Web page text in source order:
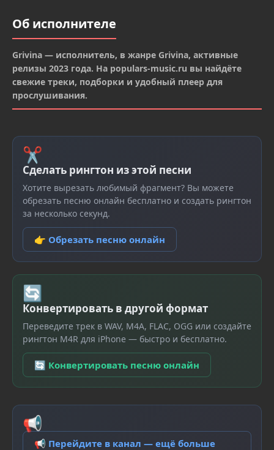
Об исполнителе
Grivina — исполнитель, в жанре Grivina, активные
релизы 2023 года. На populars-music.ru вы найдёте
свежие треки, подборки и удобный плеер для
прослушивания.
✂
Сделать рингтон из этой песни
Хотите вырезать любимый фрагмент? Вы можете
обрезать песню онлайн бесплатно и создать рингтон
за несколько секунд.
👉 Обрезать песню онлайн
🔄
Конвертировать в другой формат
Переведите трек в WAV, M4A, FLAC, OGG или создайте
рингтон M4R для iPhone — быстро и бесплатно.
🔄 Конвертировать песню онлайн
📢
📢 Перейдите в канал — ещё больше